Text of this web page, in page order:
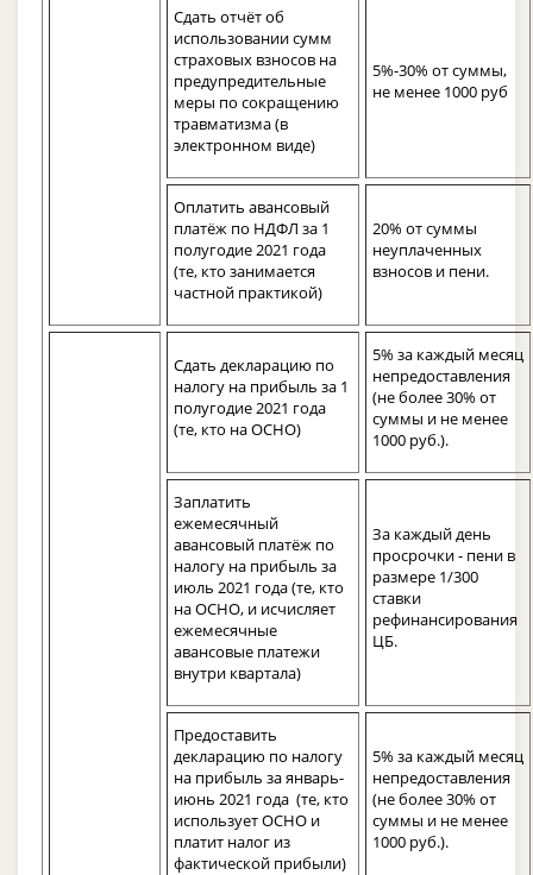
Сдать отчёт об
использовании сумм
страховых взносов на
предупредительные
меры по сокращению
травматизма (в
электронном виде)
5%-30% от суммы,
не менее 1000 руб
Оплатить авансовый
платёж по НДФЛ за 1
полугодие 2021 года
(те, кто занимается
частной практикой)
20% от суммы
неуплаченных
взносов и пени.
Сдать декларацию по
налогу на прибыль за 1
полугодие 2021 года
(те, кто на ОСНО)
5% за каждый месяц
непредоставления
(не более 30% от
суммы и не менее
1000 руб.).
Заплатить
ежемесячный
авансовый платёж по
налогу на прибыль за
июль 2021 года (те, кто
на ОСНО, и исчисляет
ежемесячные
авансовые платежи
внутри квартала)
За каждый день
просрочки - пени в
размере 1/300
ставки
рефинансирования
ЦБ.
Предоставить
декларацию по налогу
на прибыль за январь-
июнь 2021 года (те, кто
использует ОСНО и
платит налог из
фактической прибыли)
5% за каждый месяц
непредоставления
(не более 30% от
суммы и не менее
1000 руб.).